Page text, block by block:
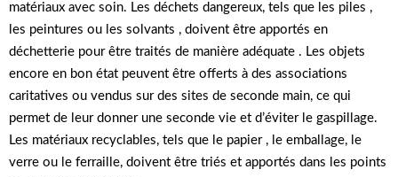
matériaux avec soin. Les déchets dangereux, tels que les piles ,
les peintures ou les solvants , doivent être apportés en
déchetterie pour être traités de manière adéquate . Les objets
encore en bon état peuvent être offerts à des associations
caritatives ou vendus sur des sites de seconde main, ce qui
permet de leur donner une seconde vie et d’éviter le gaspillage.
Les matériaux recyclables, tels que le papier , le emballage, le
verre ou le ferraille, doivent être triés et apportés dans les points